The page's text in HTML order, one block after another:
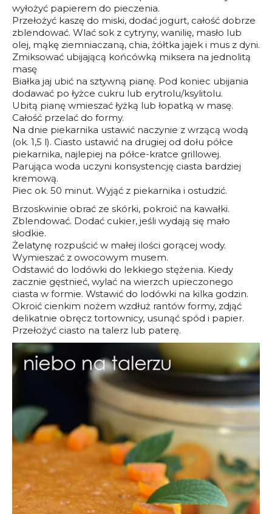
wyłożyć papierem do pieczenia.
Przełożyć kaszę do miski, dodać jogurt, całość dobrze
zblendować. Wlać sok z cytryny, wanilię, masło lub
olej, mąkę ziemniaczaną, chia, żółtka jajek i mus z dyni.
Zmiksować ubijającą końcówką miksera na jednolitą
masę
Białka jaj ubić na sztywną pianę. Pod koniec ubijania
dodawać po łyżce cukru lub erytrolu/ksylitolu.
Ubitą pianę wmieszać łyżką lub łopatką w masę.
Całość przelać do formy.
Na dnie piekarnika ustawić naczynie z wrzącą wodą
(ok. 1,5 l). Ciasto ustawić na drugiej od dołu półce
piekarnika, najlepiej na półce-kratce grillowej.
Parująca woda uczyni konsystencję ciasta bardziej
kremową.
Piec ok. 50 minut. Wyjąć z piekarnika i ostudzić.
Brzoskwinie obrać ze skórki, pokroić na kawałki.
Zblendować. Dodać cukier, jeśli wydają się mało
słodkie.
Żelatynę rozpuścić w małej ilości gorącej wody.
Wymieszać z owocowym musem.
Odstawić do lodówki do lekkiego stężenia. Kiedy
zacznie gęstnieć, wylać na wierzch upieczonego
ciasta w formie. Wstawić do lodówki na kilka godzin.
Okroić cienkim nożem wzdłuż rantów formy, zdjąć
delikatnie obręcz tortownicy, usunąć spód i papier.
Przełożyć ciasto na talerz lub paterę.